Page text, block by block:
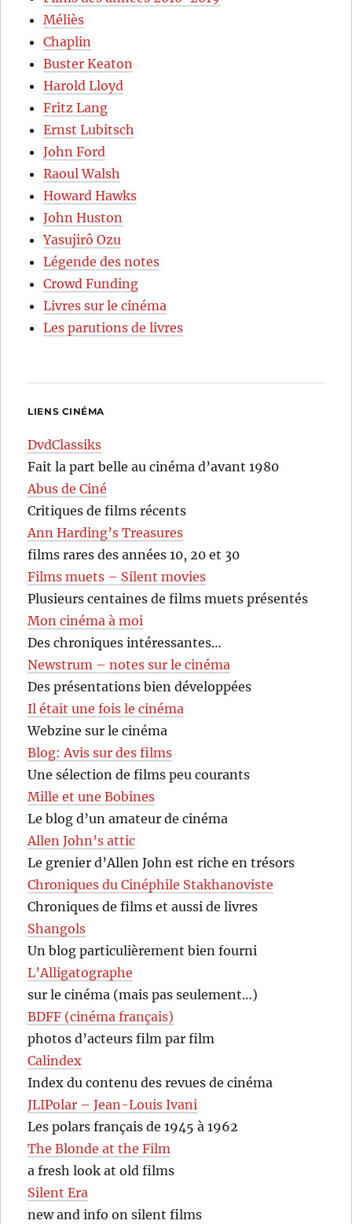
Méliès
Chaplin
Buster Keaton
Harold Lloyd
Fritz Lang
Ernst Lubitsch
John Ford
Raoul Walsh
Howard Hawks
John Huston
Yasujirô Ozu
Légende des notes
Crowd Funding
Livres sur le cinéma
Les parutions de livres
LIENS CINÉMA
DvdClassiks
Fait la part belle au cinéma d’avant 1980
Abus de Ciné
Critiques de films récents
Ann Harding’s Treasures
films rares des années 10, 20 et 30
Films muets – Silent movies
Plusieurs centaines de films muets présentés
Mon cinéma à moi
Des chroniques intéressantes…
Newstrum – notes sur le cinéma
Des présentations bien développées
Il était une fois le cinéma
Webzine sur le cinéma
Blog: Avis sur des films
Une sélection de films peu courants
Mille et une Bobines
Le blog d’un amateur de cinéma
Allen John’s attic
Le grenier d’Allen John est riche en trésors
Chroniques du Cinéphile Stakhanoviste
Chroniques de films et aussi de livres
Shangols
Un blog particulièrement bien fourni
L’Alligatographe
sur le cinéma (mais pas seulement…)
BDFF (cinéma français)
photos d’acteurs film par film
Calindex
Index du contenu des revues de cinéma
JLIPolar – Jean-Louis Ivani
Les polars français de 1945 à 1962
The Blonde at the Film
a fresh look at old films
Silent Era
new and info on silent films